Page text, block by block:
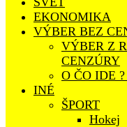
EKONOMIKA
VÝBER BEZ
VÝBER Z
CENZÚRY
O ČO IDE
INÉ
ŠPORT
Hokej